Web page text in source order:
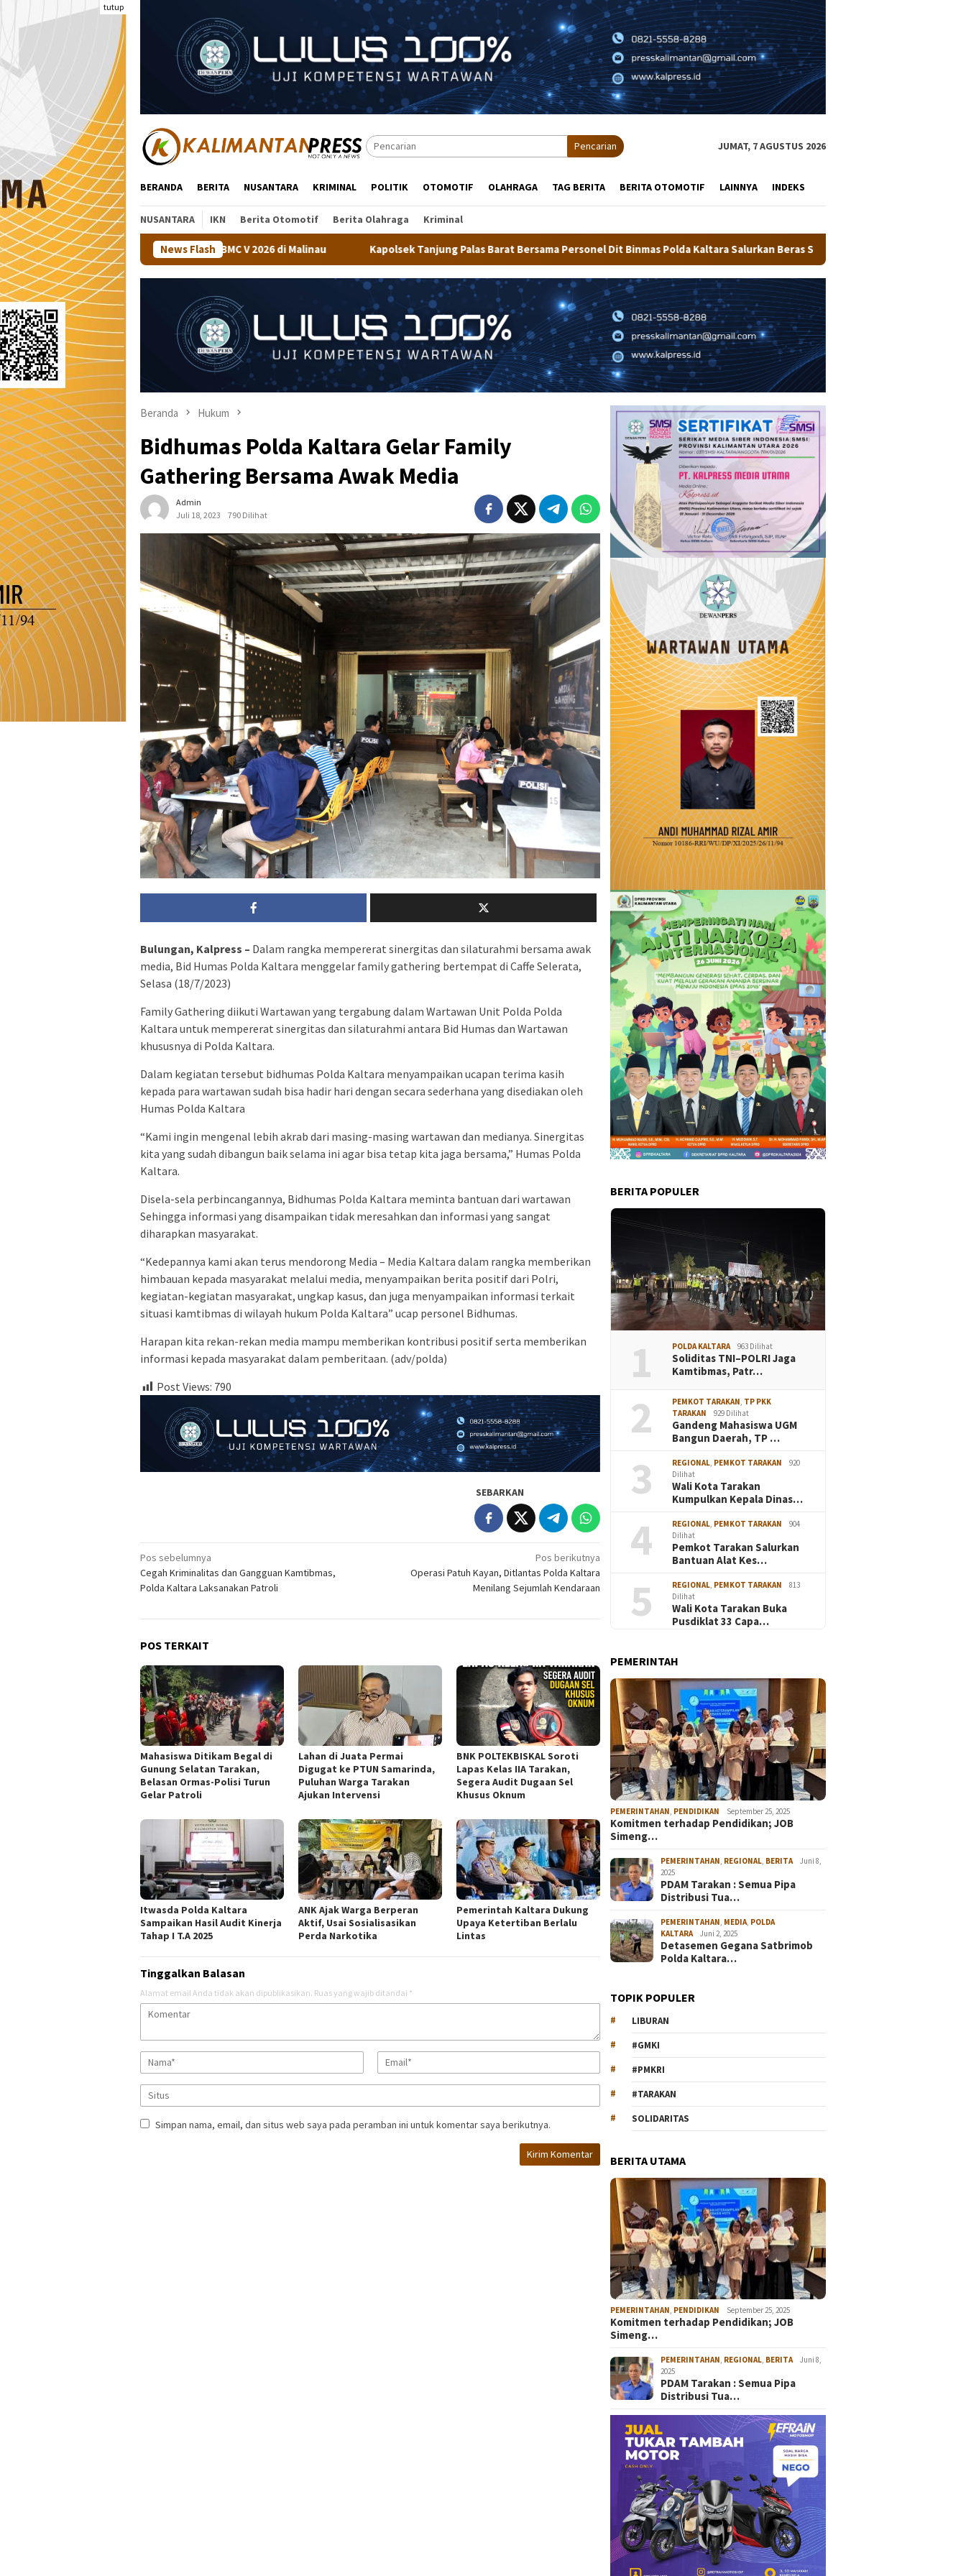
tutup
Pencarian JUMAT, 7 AGUSTUS 2026
BERANDA BERITA NUSANTARA KRIMINAL POLITIK OTOMOTIF OLAHRAGA TAG BERITA BERITA OTOMOTIF LAINNYA INDEKS
NUSANTARA IKN Berita Otomotif Berita Olahraga Kriminal
News Flash
Tenis Meja BMC V 2026 di Malinau Kapolsek Tanjung Palas Barat Bersama Personel Dit Binmas Polda Kaltara Salurkan Beras SPHP Kepada Masyarakat
Beranda Hukum
Bidhumas Polda Kaltara Gelar Family
Gathering Bersama Awak Media
Admin
Juli 18, 2023
790 Dilihat
Bulungan, Kalpress – Dalam rangka mempererat sinergitas dan silaturahmi bersama awak
media, Bid Humas Polda Kaltara menggelar family gathering bertempat di Caffe Selerata,
Selasa (18/7/2023)
Family Gathering diikuti Wartawan yang tergabung dalam Wartawan Unit Polda Polda
Kaltara untuk mempererat sinergitas dan silaturahmi antara Bid Humas dan Wartawan
khususnya di Polda Kaltara.
Dalam kegiatan tersebut bidhumas Polda Kaltara menyampaikan ucapan terima kasih
kepada para wartawan sudah bisa hadir hari dengan secara sederhana yang disediakan oleh
Humas Polda Kaltara
“Kami ingin mengenal lebih akrab dari masing-masing wartawan dan medianya. Sinergitas
kita yang sudah dibangun baik selama ini agar bisa tetap kita jaga bersama,” Humas Polda
Kaltara.
Disela-sela perbincangannya, Bidhumas Polda Kaltara meminta bantuan dari wartawan
Sehingga informasi yang disampaikan tidak meresahkan dan informasi yang sangat
diharapkan masyarakat.
“Kedepannya kami akan terus mendorong Media – Media Kaltara dalam rangka memberikan
himbauan kepada masyarakat melalui media, menyampaikan berita positif dari Polri,
kegiatan-kegiatan masyarakat, ungkap kasus, dan juga menyampaikan informasi terkait
situasi kamtibmas di wilayah hukum Polda Kaltara” ucap personel Bidhumas.
Harapan kita rekan-rekan media mampu memberikan kontribusi positif serta memberikan
informasi kepada masyarakat dalam pemberitaan. (adv/polda)
Post Views: 790
SEBARKAN
Navigasi
pos
Pos sebelumnya
Cegah Kriminalitas dan Gangguan Kamtibmas,
Polda Kaltara Laksanakan Patroli
Pos berikutnya
Operasi Patuh Kayan, Ditlantas Polda Kaltara
Menilang Sejumlah Kendaraan
POS TERKAIT
Mahasiswa Ditikam Begal di
Gunung Selatan Tarakan,
Belasan Ormas-Polisi Turun
Gelar Patroli
Lahan di Juata Permai
Digugat ke PTUN Samarinda,
Puluhan Warga Tarakan
Ajukan Intervensi
BNK POLTEKBISKAL Soroti
Lapas Kelas IIA Tarakan,
Segera Audit Dugaan Sel
Khusus Oknum
Itwasda Polda Kaltara
Sampaikan Hasil Audit Kinerja
Tahap I T.A 2025
ANK Ajak Warga Berperan
Aktif, Usai Sosialisasikan
Perda Narkotika
Pemerintah Kaltara Dukung
Upaya Ketertiban Berlalu
Lintas
Tinggalkan Balasan
Alamat email Anda tidak akan dipublikasikan. Ruas yang wajib ditandai *
Simpan nama, email, dan situs web saya pada peramban ini untuk komentar saya berikutnya.
BERITA POPULER
1 POLDA KALTARA 963 Dilihat
Soliditas TNI–POLRI Jaga
Kamtibmas, Patr…
2 PEMKOT TARAKAN TP PKK
TARAKAN
929 Dilihat
Gandeng Mahasiswa UGM
Bangun Daerah, TP …
3 REGIONAL PEMKOT TARAKAN
920
Dilihat
Wali Kota Tarakan
Kumpulkan Kepala Dinas…
4 REGIONAL PEMKOT TARAKAN
904
Dilihat
Pemkot Tarakan Salurkan
Bantuan Alat Kes…
5 REGIONAL PEMKOT TARAKAN
813
Dilihat
Wali Kota Tarakan Buka
Pusdiklat 33 Capa…
PEMERINTAH
PEMERINTAHAN PENDIDIKAN September 25, 2025
Komitmen terhadap Pendidikan; JOB
Simeng…
PEMERINTAHAN REGIONAL BERITA
Juni 8,
2025
PDAM Tarakan : Semua Pipa
Distribusi Tua…
PEMERINTAHAN MEDIA POLDA
KALTARA
Juni 2, 2025
Detasemen Gegana Satbrimob
Polda Kaltara…
TOPIK POPULER
LIBURAN
#GMKI
#PMKRI
#TARAKAN
SOLIDARITAS
BERITA UTAMA
PEMERINTAHAN, PENDIDIKAN September 25, 2025
Komitmen terhadap Pendidikan; JOB
Simeng…
PEMERINTAHAN, REGIONAL, BERITA
Juni 8,
2025
PDAM Tarakan : Semua Pipa
Distribusi Tua…